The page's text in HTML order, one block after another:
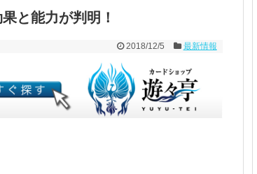
と能力が判明！
2018/12/5 最新情報